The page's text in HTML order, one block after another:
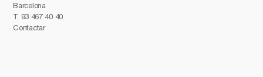
Barcelona
T. 93 467 40 40
Contactar